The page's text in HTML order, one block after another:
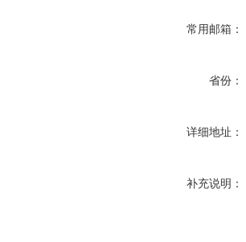
常用邮箱：
省份：
详细地址：
补充说明：